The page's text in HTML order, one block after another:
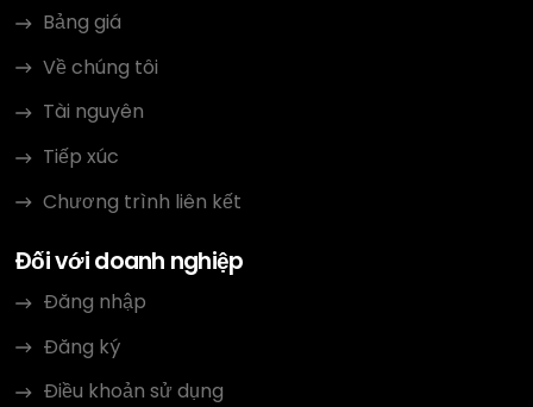
Bảng giá
Về chúng tôi
Tài nguyên
Tiếp xúc
Chương trình liên kết
Đối với doanh nghiệp
Đăng nhập
Đăng ký
Điều khoản sử dụng